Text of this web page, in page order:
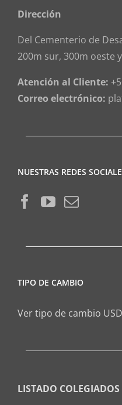
Dirección
Del Cementerio de
200m sur, 300m oeste
Atención al Cliente:
Correo electrónico:
NUESTRAS REDES
TIPO DE CAMBIO
Ver tipo de cambio USD
LISTADO